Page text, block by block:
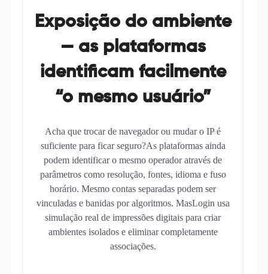
Exposição do ambiente
— as plataformas
identificam facilmente
“o mesmo usuário”
Acha que trocar de navegador ou mudar o IP é
suficiente para ficar seguro?As plataformas ainda
podem identificar o mesmo operador através de
parâmetros como resolução, fontes, idioma e fuso
horário. Mesmo contas separadas podem ser
vinculadas e banidas por algoritmos. MasLogin usa
simulação real de impressões digitais para criar
ambientes isolados e eliminar completamente
associações.